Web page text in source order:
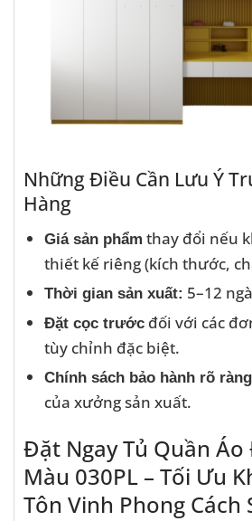
Những Điều Cần Lưu Ý
Hàng
Giá sản phẩm thay đổi nếu
thiết kế riêng (kích thước,
Thời gian sản xuất: 5–12
Đặt cọc trướcđối với các
tùy chỉnh đặc biệt.
Chính sách bảo hành rõ ràng
của xưởng sản xuất.
Đặt Ngay Tủ Quần Áo
Màu 030PL – Tối Ưu
Tôn Vinh Phong Cách